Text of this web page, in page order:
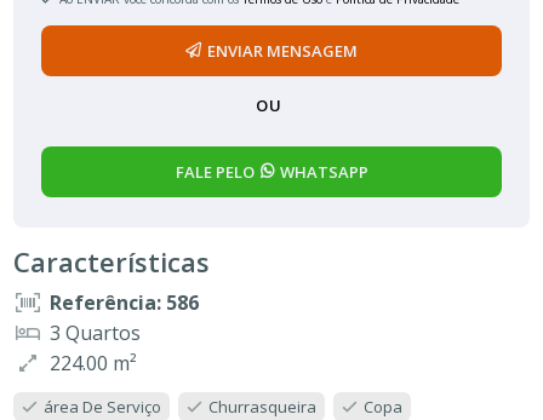
ENVIAR MENSAGEM
OU
FALE PELO WHATSAPP
Características
Referência: 586
3 Quartos
224.00 m²
área De Serviço Churrasqueira
Copa